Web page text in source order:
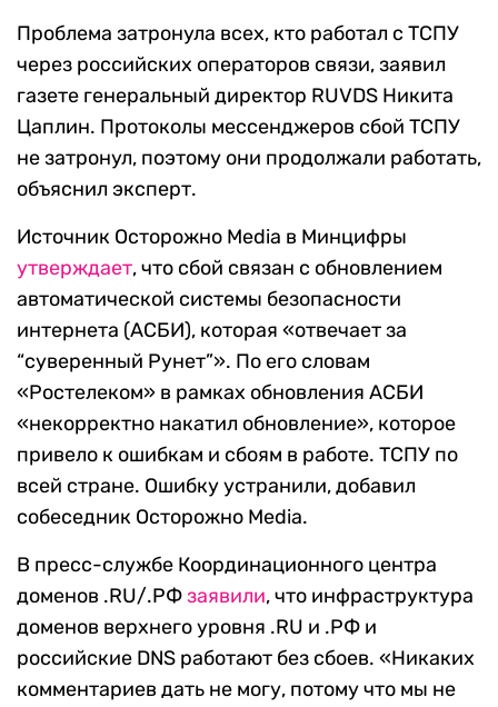
Проблема затронула всех, кто работал с ТСПУ
через российских операторов связи, заявил
газете генеральный директор RUVDS Никита
Цаплин. Протоколы мессенджеров сбой ТСПУ
не затронул, поэтому они продолжали работать,
объяснил эксперт.
Источник Осторожно Media в Минцифры
утверждает, что сбой связан с обновлением
автоматической системы безопасности
интернета (АСБИ), которая «отвечает за
“суверенный Рунет”». По его словам
«Ростелеком» в рамках обновления АСБИ
«некорректно накатил обновление», которое
привело к ошибкам и сбоям в работе. ТСПУ по
всей стране. Ошибку устранили, добавил
собеседник Осторожно Media.
В пресс-службе Координационного центра
доменов .RU/.РФзаявили, что инфраструктура
доменов верхнего уровня .RU и .РФ и
российские DNS работают без сбоев. «Никаких
комментариев дать не могу, потому что мы не